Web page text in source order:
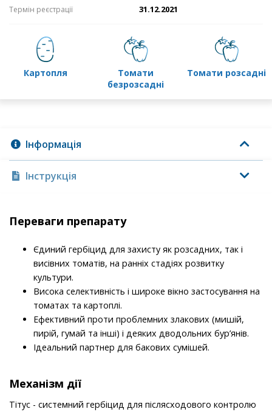
Термін реєстрації 31.12.2021
картопля
томати
безрозсадні
томати розсадні
Інформація
Інструкція
Переваги препарату
Єдиний гербіцид для захисту як розсадних, так і
висівних томатів, на ранніх стадіях розвитку
культури.
Висока селективність і широке вікно застосування на
томатах та картоплі.
Ефективний проти проблемних злакових (мишій,
пирій, гумай та інші) і деяких дводольних бур’янів.
Ідеальний партнер для бакових сумішей.
Механізм дії
Тітус - системний гербіцид для післясходового контролю